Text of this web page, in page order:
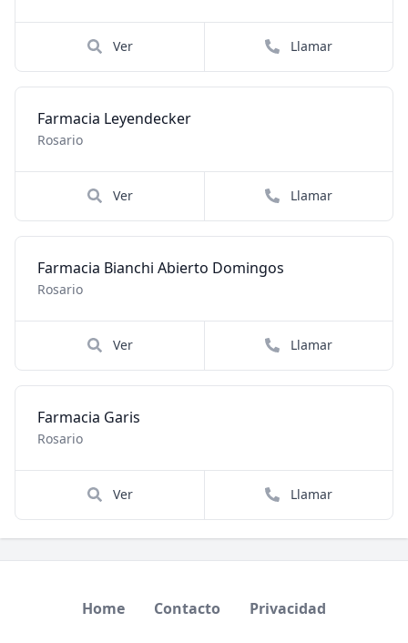
Ver Llamar
Farmacia Leyendecker
Rosario
Ver Llamar
Farmacia Bianchi Abierto Domingos
Rosario
Ver Llamar
Farmacia Garis
Rosario
Ver Llamar
Home Contacto Privacidad